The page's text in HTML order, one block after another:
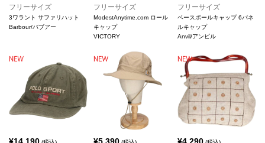
フリーサイズ
3ワラント サファリハット
Barbour/バブアー
フリーサイズ
ModestAnytime.com ロール
キャップ
VICTORY
フリーサイズ
ベースボールキャップ 6パネ
ルキャップ
Anvil/アンビル
¥14,190 ¥5,390 ¥4,290